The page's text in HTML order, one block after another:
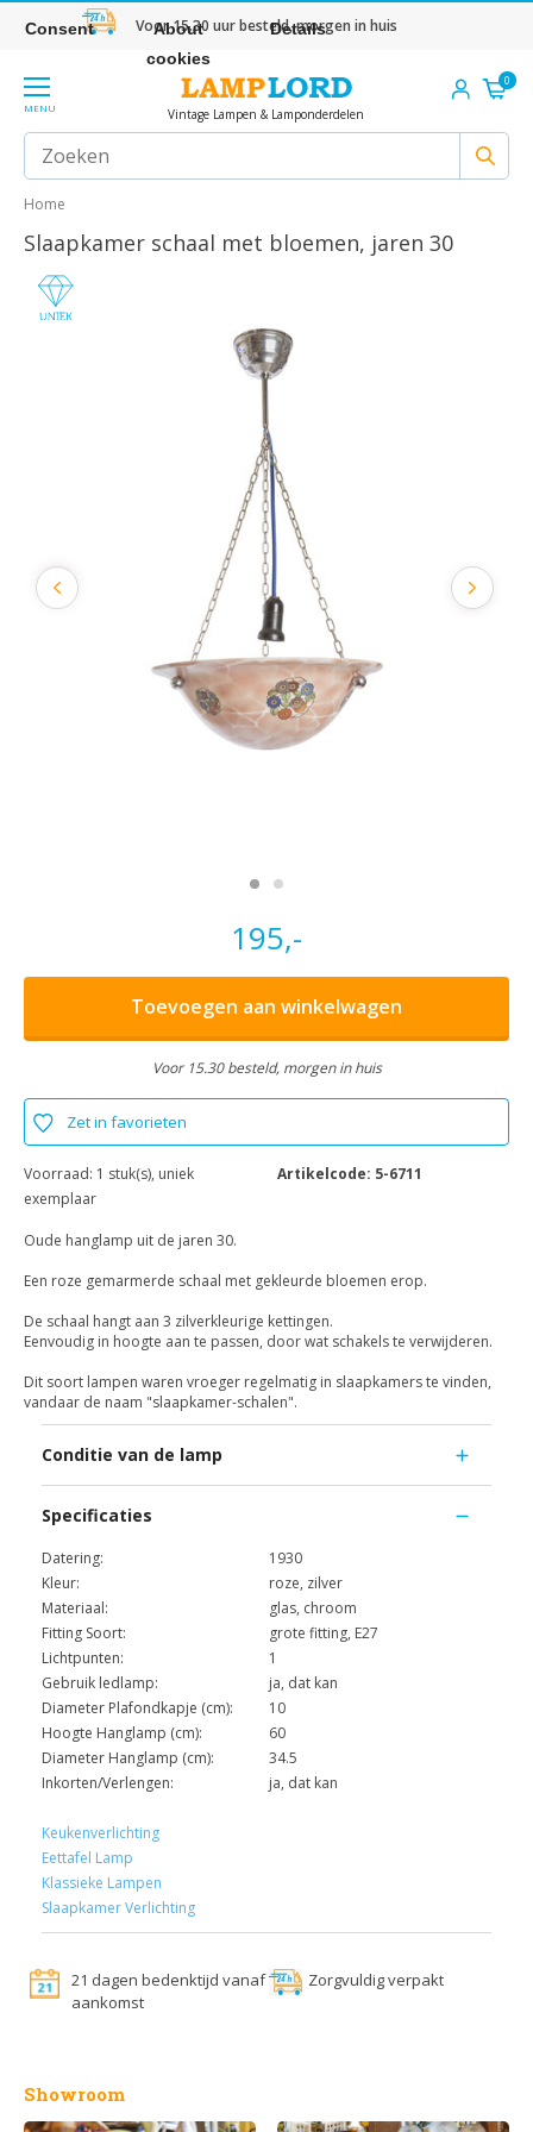
Voor 15.30 uur besteld, morgen in huis
MENU Vintage Lampen & Lamponderdelen
0
Home
Slaapkamer schaal met bloemen, jaren 30
195,-
Toevoegen aan winkelwagen
Voor 15.30 besteld, morgen in huis
Zet in favorieten
Voorraad: 1 stuk(s), uniek
exemplaar
Artikelcode: 5-6711
Oude hanglamp uit de jaren 30.
Een roze gemarmerde schaal met gekleurde bloemen erop.
De schaal hangt aan 3 zilverkleurige kettingen.
Eenvoudig in hoogte aan te passen, door wat schakels te verwijderen.
Dit soort lampen waren vroeger regelmatig in slaapkamers te vinden,
vandaar de naam "slaapkamer-schalen".
Conditie van de lamp
Specificaties
Datering:
1930
Kleur:
roze, zilver
Materiaal:
glas, chroom
Fitting Soort:
grote fitting, E27
Lichtpunten:
1
Gebruik ledlamp:
ja, dat kan
Diameter Plafondkapje (cm):
10
Hoogte Hanglamp (cm):
60
Diameter Hanglamp (cm):
34.5
Inkorten/Verlengen:
ja, dat kan
Keukenverlichting
Eettafel Lamp
Klassieke Lampen
Slaapkamer Verlichting
21 dagen bedenktijd vanaf
aankomst
Zorgvuldig verpakt
Showroom
Consent
About
cookies
Details